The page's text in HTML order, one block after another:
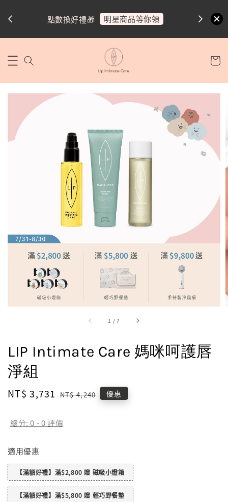
點數換好禮🎁 明星商品等你領
1 /7
LIP Intimate Care 媽咪呵護唇
淨組
Sale
NT$ 3,731 Regular
NT$ 4,240 優惠
總分:0 -0評價
適用優惠
【滿額好禮】滿$2,800 贈 磁吸小燈箱
【滿額好禮】滿$5,800 贈 輕巧野餐墊